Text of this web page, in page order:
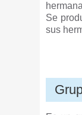
Se
sus